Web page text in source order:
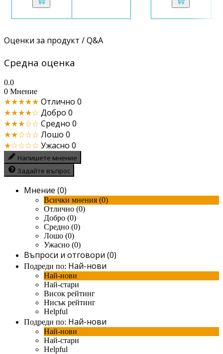
Оценки за продукт / Q&A
Средна оценка
0.0
0 Мнение
★★★★★ Отлично 0
★★★★☆ Добро 0
★★★☆☆ Средно 0
★★☆☆☆ Лошо 0
★☆☆☆☆ Ужасно 0
Напишете мнение
Задайте въпрос
Мнение (0)
Всички мнения (0)
Отлично (0)
Добро (0)
Средно (0)
Лошо (0)
Ужасно (0)
Въпроси и отговори (0)
Подреди по: Най-нови
Най-нови
Най-стари
Висок рейтинг
Нисък рейтинг
Helpful
Подреди по: Най-нови
Най-нови
Най-стари
Helpful